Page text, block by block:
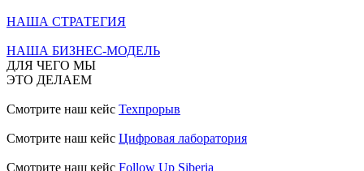
НАША СТРАТЕГИЯ
НАША БИЗНЕС-МОДЕЛЬ
ДЛЯ ЧЕГО МЫ
ЭТО ДЕЛАЕМ
Смотрите наш кейс Техпрорыв
Смотрите наш кейс Цифровая лаборатория
Смотрите наш кейс Follow Up Siberia